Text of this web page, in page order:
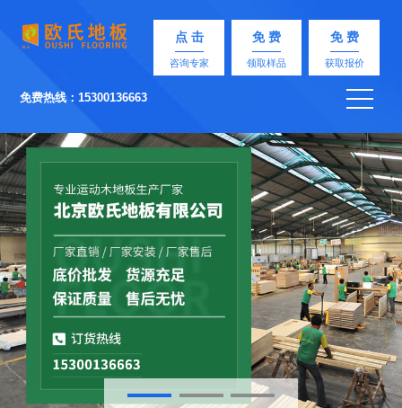
点 击
咨询专家
免 费
领取样品
免 费
获取报价
免费热线：15300136663